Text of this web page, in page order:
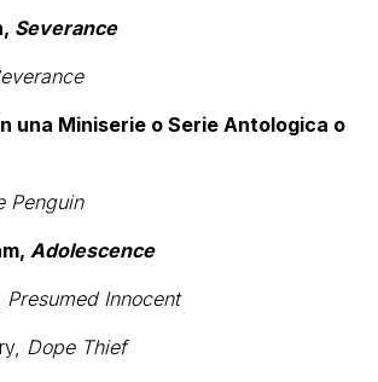
Severance
una Miniserie o Serie Antologica o
Penguin
Adolescence
Presumed Innocent
Dope Thief